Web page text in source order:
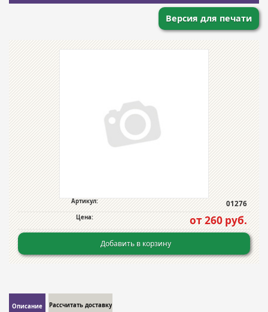
Версия для печати
Артикул: 01276
Цена: от 260 руб.
Добавить в корзину
Описание Рассчитать доставку